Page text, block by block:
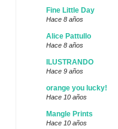
Fine Little Day
Hace 8 años
Alice Pattullo
Hace 8 años
ILUSTRANDO
Hace 9 años
orange you lucky!
Hace 10 años
Mangle Prints
Hace 10 años